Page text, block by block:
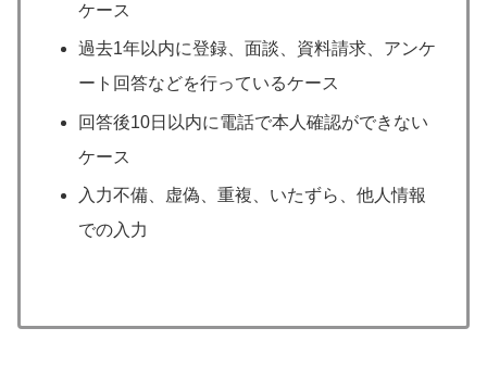
ケース
過去1年以内に登録、面談、資料請求、アンケ
ート回答などを行っているケース
回答後10日以内に電話で本人確認ができない
ケース
入力不備、虚偽、重複、いたずら、他人情報
での入力